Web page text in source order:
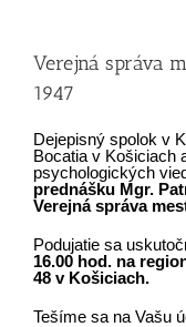
Verejná správa
1947
Dejepisný spolok v
Bocatia v Košiciach
psychologických
prednášku Mgr.
Verejná správa
Podujatie sa
16.00 hod. na
48 v Košiciach.
Tešíme sa na Vašu